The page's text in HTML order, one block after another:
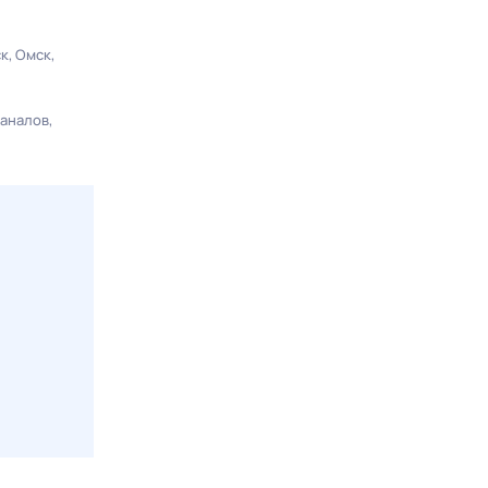
Омск